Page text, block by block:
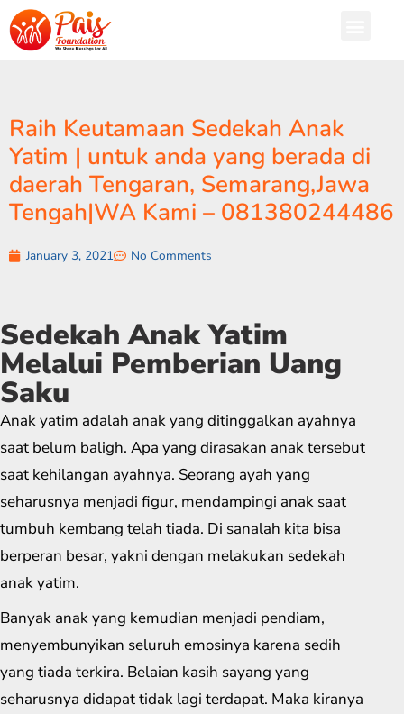
Raih Keutamaan Sedekah Anak
Yatim | untuk anda yang berada di
daerah Tengaran, Semarang,Jawa
Tengah|WA Kami – 081380244486
January 3, 2021 No Comments
Sedekah Anak Yatim
Melalui Pemberian Uang
Saku
Anak yatim adalah anak yang ditinggalkan ayahnya
saat belum baligh. Apa yang dirasakan anak tersebut
saat kehilangan ayahnya. Seorang ayah yang
seharusnya menjadi figur, mendampingi anak saat
tumbuh kembang telah tiada. Di sanalah kita bisa
berperan besar, yakni dengan melakukan sedekah
anak yatim.
Banyak anak yang kemudian menjadi pendiam,
menyembunyikan seluruh emosinya karena sedih
yang tiada terkira. Belaian kasih sayang yang
seharusnya didapat tidak lagi terdapat. Maka kiranya